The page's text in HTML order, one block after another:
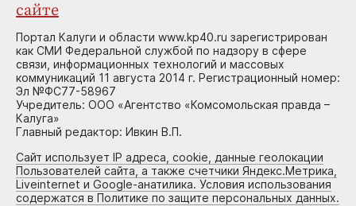
сайте
Портал Калуги и области www.kp40.ru зарегистрирован
как СМИ Федеральной службой по надзору в сфере
связи, информационных технологий и массовых
коммуникаций 11 августа 2014 г. Регистрационный номер:
Эл №ФС77-58967
Учредитель: ООО «Агентство «Комсомольская правда –
Калуга»
Главный редактор: Ивкин В.П.
Сайт использует IP адреса, cookie, данные геолокации
Пользователей сайта, а также счетчики Яндекс.Метрика,
Liveinternet и Google-анатилика. Условия использования
содержатся в Политике по защите персональных данных.